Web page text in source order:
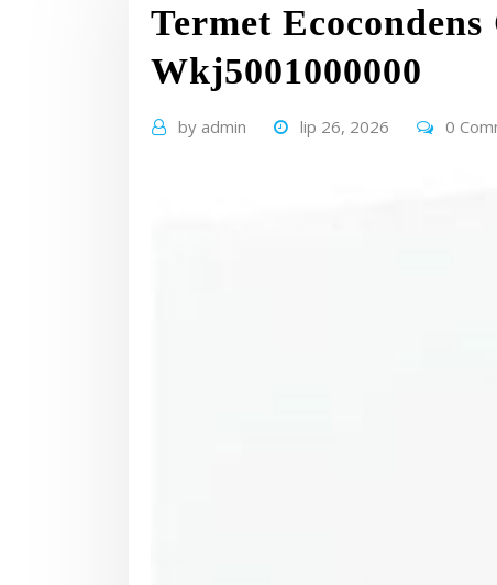
Termet
Wkj5001000000
by admin lip 26, 2026 0